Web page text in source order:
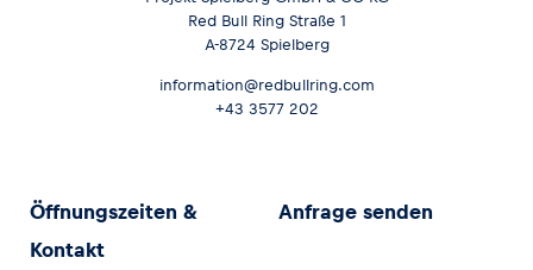
Red Bull Ring Straße 1
A-8724 Spielberg
information@redbullring.com
+43 3577 202
Öffnungszeiten &
Kontakt
Anfrage senden